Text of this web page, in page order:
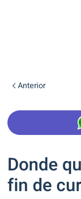
Anterior
Donde
fin de